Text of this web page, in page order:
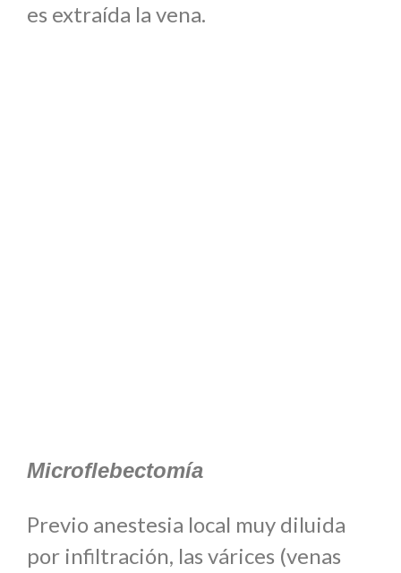
es extraída la vena.
Microflebectomía
Previo anestesia local muy diluida
por infiltración, las várices (venas